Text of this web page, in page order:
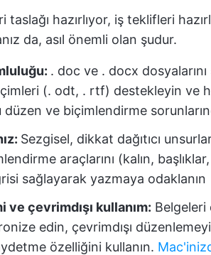
hazırlıyor, iş teklifleri
da, asıl önemli olan şudur.
. doc ve . docx
(. odt, . rtf) destekleyin ve
düzen ve biçimlendirme
Sezgisel, dikkat dağıtıcı
araçlarını (kalın,
sağlayarak yazmaya odaklanın
ve çevrimdışı kullanım: Belgeleri
edin, çevrimdışı
özelliğini kullanın.